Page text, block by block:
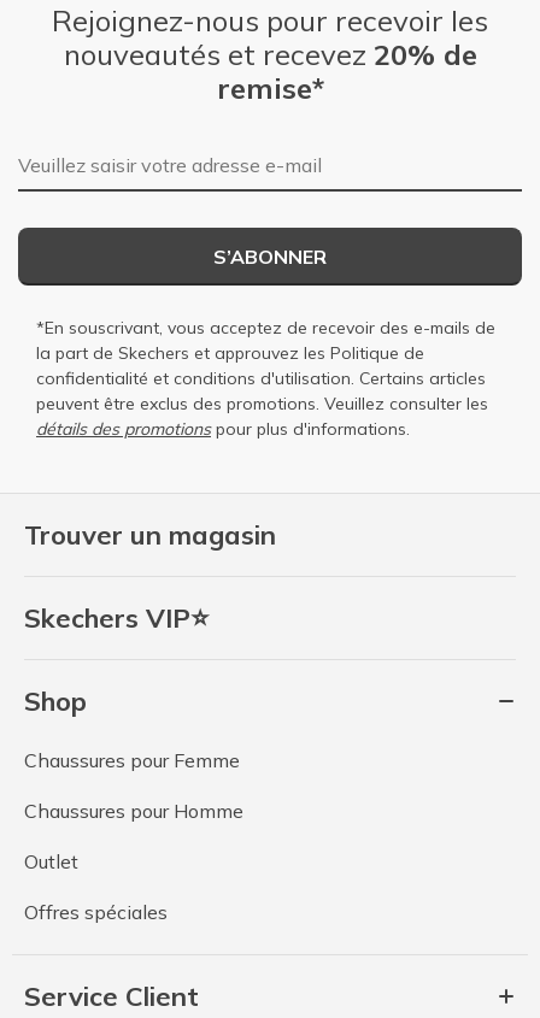
Trouver un magasin
Skechers VIP⭐
Shop
Chaussures pour Femme
Chaussures pour Homme
Outlet
Offres spéciales
Service Client
Rejoignez-nous pour recevoir les
nouveautés et recevez 20% de
remise*
Adresse e-mail
S’ABONNER
*En souscrivant, vous acceptez de recevoir des e-mails de
la part de Skechers et approuvez les Politique de
confidentialité et conditions d'utilisation . Certains articles
peuvent être exclus des promotions. Veuillez consulter les
détails des promotionspour plus d'informations.